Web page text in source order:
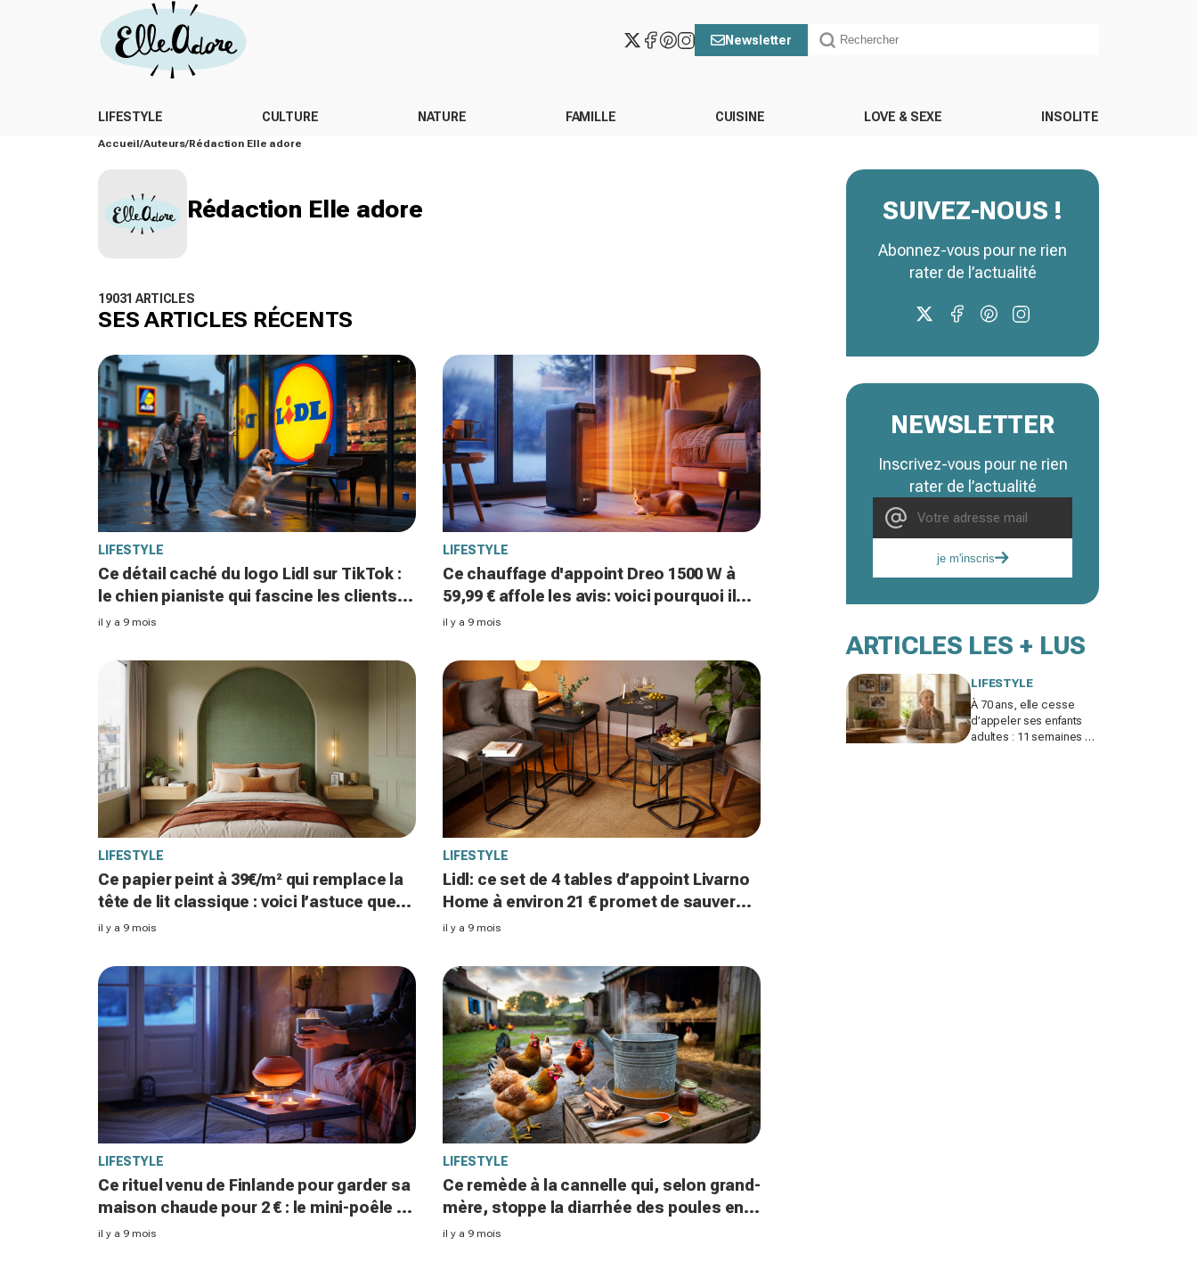
Newsletter
LIFESTYLE CULTURE NATURE FAMILLE CUISINE LOVE & SEXE INSOLITE
Accueil Auteurs Rédaction Elle adore
Rédaction Elle adore
19031 ARTICLES
SES ARTICLES RÉCENTS
LIFESTYLE
Ce détail caché du logo Lidl sur TikTok :
le chien pianiste qui fascine les clients
français et embarrasse Aldi
il y a 9 mois
LIFESTYLE
Ce chauffage d'appoint Dreo 1500 W à
59,99 € affole les avis: voici pourquoi il
cartonne sur Amazon cet hiver
il y a 9 mois
LIFESTYLE
Ce papier peint à 39€/m² qui remplace la
tête de lit classique : voici l’astuce que
les décorateurs adoptent massivement
il y a 9 mois
LIFESTYLE
Lidl: ce set de 4 tables d’appoint Livarno
Home à environ 21 € promet de sauver
les apéros d’automne sans encombrer
il y a 9 mois
LIFESTYLE
Ce rituel venu de Finlande pour garder sa
maison chaude pour 2 € : le mini-poêle à
bougies qui intrigue les foyers français
il y a 9 mois
LIFESTYLE
Ce remède à la cannelle qui, selon grand-
mère, stoppe la diarrhée des poules en
24 heures intrigue encore les éleveurs
il y a 9 mois
SUIVEZ-NOUS !
Abonnez-vous pour ne rien
rater de l’actualité
NEWSLETTER
Inscrivez-vous pour ne rien
rater de l’actualité
je m'inscris
ARTICLES LES + LUS
LIFESTYLE
À 70 ans, elle cesse
d’appeler ses enfants
adultes : 11 semaines de